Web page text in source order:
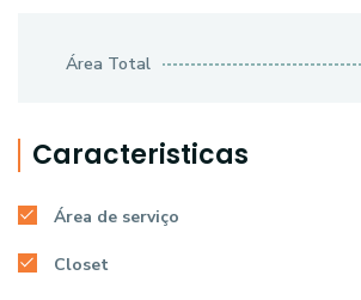
Área Total
Caracteristicas
Área de serviço
Closet